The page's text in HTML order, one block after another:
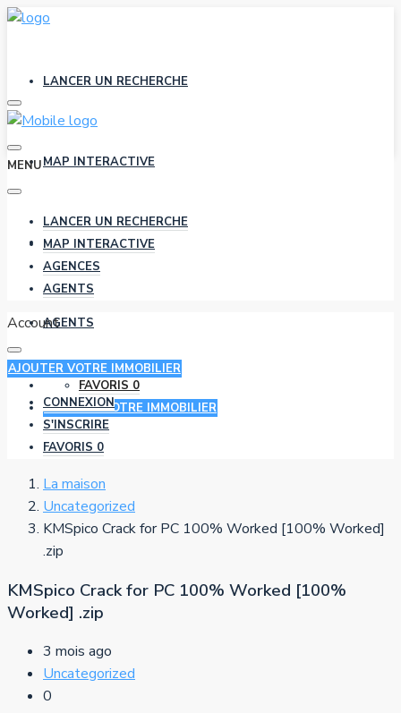
LANCER UN RECHERCHE
MAP INTERACTIVE
AGENCES
AGENTS
FAVORIS 0
AJOUTER VOTRE IMMOBILIER
MENU
LANCER UN RECHERCHE
MAP INTERACTIVE
AGENCES
AGENTS
Account
AJOUTER VOTRE IMMOBILIER
CONNEXION
S'INSCRIRE
FAVORIS 0
La maison
Uncategorized
KMSpico Crack for PC 100% Worked [100% Worked]
.zip
KMSpico Crack for PC 100% Worked [100%
Worked] .zip
3 mois ago
Uncategorized
0